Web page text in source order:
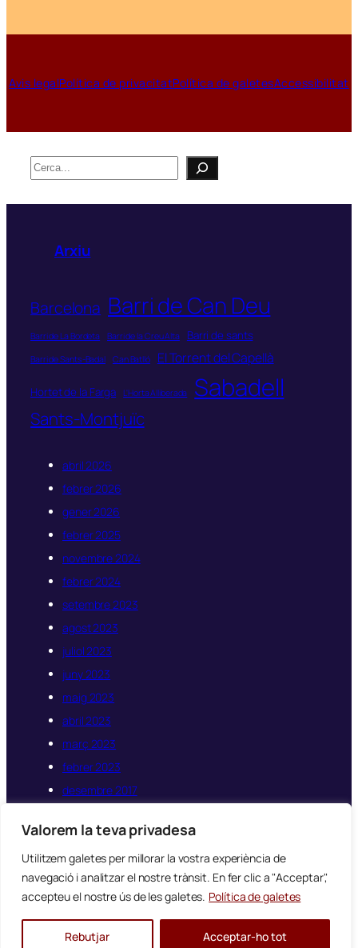
Valorem la teva privadesa
Utilitzem galetes per millorar la vostra experiència de
navegació i analitzar el nostre trànsit. En fer clic a "Acceptar",
accepteu el nostre ús de les galetes. Política de galetes
Rebutjar Acceptar-ho tot
Avis legalPolítica de privacitatPolítica de galetesAccessibilitat
Cerca
Arxiu
Barcelona Barri de Can Deu
Barri de La Bordeta Barri de la Creu Alta Barri de sants
Barri de Sants-Badal Can Batlló El Torrent del Capellà
Hortet de la Farga L'Horta Alliberada Sabadell
Sants-Montjuïc
abril 2026
febrer 2026
gener 2026
febrer 2025
novembre 2024
febrer 2024
setembre 2023
agost 2023
juliol 2023
juny 2023
maig 2023
abril 2023
març 2023
febrer 2023
desembre 2017
octubre 2017